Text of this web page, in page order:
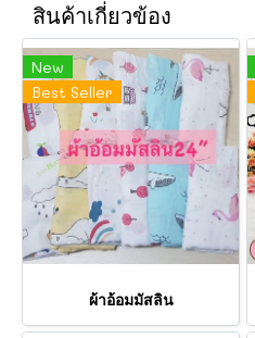
สินค้าเกี่ยวข้อง
New
Best Seller
ผ้าอ้อมมัสลิน